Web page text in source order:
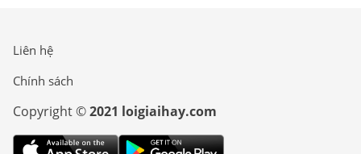
Liên hệ
Chính sách
Copyright ©2021 loigiaihay.com